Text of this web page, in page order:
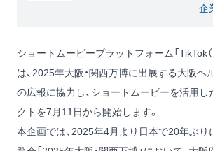
企
ショートムービープラットフォーム「TikTok（
は、2025年大阪・関西万博に出展する大阪ヘ
の広報に協力し、ショートムービーを活用し
クトを7月11日から開始します。
本企画では、2025年4月より日本で20年ぶ